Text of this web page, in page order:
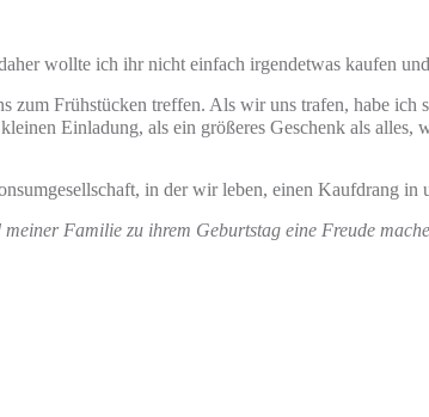
wollte ich ihr nicht einfach irgendetwas kaufen
zum Frühstücken treffen. Als wir uns trafen, habe
Einladung, als ein größeres Geschenk als
in der wir leben, einen Kaufdrang in
Familie zu ihrem Geburtstag eine Freude